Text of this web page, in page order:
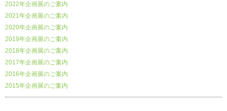
2022年企画展のご案内
2021年企画展のご案内
2020年企画展のご案内
2019年企画展のご案内
2018年企画展のご案内
2017年企画展のご案内
2016年企画展のご案内
2015年企画展のご案内